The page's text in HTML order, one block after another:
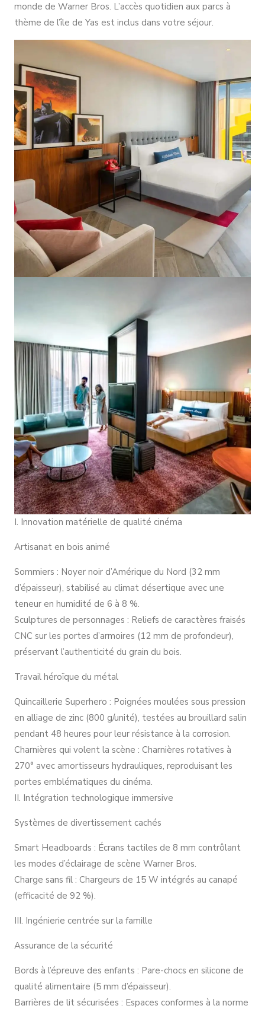
monde de Warner Bros. L’accès quotidien aux parcs à
thème de l’île de Yas est inclus dans votre séjour.
I. Innovation matérielle de qualité cinéma
Artisanat en bois animé
Sommiers : Noyer noir d’Amérique du Nord (32 mm
d’épaisseur), stabilisé au climat désertique avec une
teneur en humidité de 6 à 8 %.
Sculptures de personnages : Reliefs de caractères fraisés
CNC sur les portes d’armoires (12 mm de profondeur),
préservant l’authenticité du grain du bois.
Travail héroïque du métal
Quincaillerie Superhero : Poignées moulées sous pression
en alliage de zinc (800 g/unité), testées au brouillard salin
pendant 48 heures pour leur résistance à la corrosion.
Charnières qui volent la scène : Charnières rotatives à
270° avec amortisseurs hydrauliques, reproduisant les
portes emblématiques du cinéma.
II. Intégration technologique immersive
Systèmes de divertissement cachés
Smart Headboards : Écrans tactiles de 8 mm contrôlant
les modes d’éclairage de scène Warner Bros.
Charge sans fil : Chargeurs de 15 W intégrés au canapé
(efficacité de 92 %).
III. Ingénierie centrée sur la famille
Assurance de la sécurité
Bords à l’épreuve des enfants : Pare-chocs en silicone de
qualité alimentaire (5 mm d’épaisseur).
Barrières de lit sécurisées : Espaces conformes à la norme